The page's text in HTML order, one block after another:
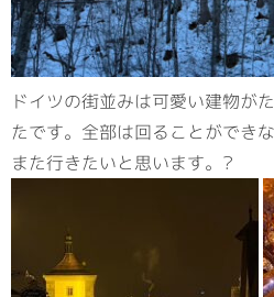
ドイツの街並みは可愛い建物が
たです。全部は回ることができ
また行きたいと思います。?